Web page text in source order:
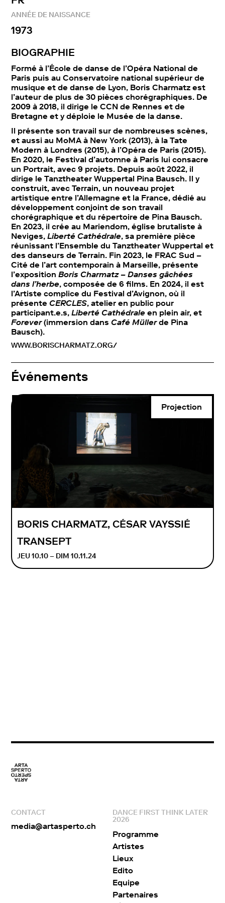
ANNÉE DE NAISSANCE
1973
BIOGRAPHIE
Formé à l’École de danse de l’Opéra National de
Paris puis au Conservatoire national supérieur de
musique et de danse de Lyon, Boris Charmatz est
l’auteur de plus de 30 pièces chorégraphiques. De
2009 à 2018, il dirige le CCN de Rennes et de
Bretagne et y déploie le Musée de la danse.
Il présente son travail sur de nombreuses scènes,
et aussi au MoMA à New York (2013), à la Tate
Modern à Londres (2015), à l’Opéra de Paris (2015).
En 2020, le Festival d’automne à Paris lui consacre
un Portrait, avec 9 projets. Depuis août 2022, il
dirige le Tanztheater Wuppertal Pina Bausch. Il y
construit, avec Terrain, un nouveau projet
artistique entre l’Allemagne et la France, dédié au
développement conjoint de son travail
chorégraphique et du répertoire de Pina Bausch.
En 2023, il crée au Mariendom, église brutaliste à
Neviges,Liberté Cathédrale, sa première pièce
réunissant l’Ensemble du Tanztheater Wuppertal et
des danseurs de Terrain. Fin 2023, le FRAC Sud –
Cité de l’art contemporain à Marseille, présente
l’expositionBoris Charmatz – Danses gâchées
dans l’herbe, composée de 6 films. En 2024, il est
l’Artiste complice du Festival d’Avignon, où il
présente CERCLES, atelier en public pour
participant.e.s,Liberté Cathédraleen plein air, et
Forever(immersion dans Café Müllerde Pina
Bausch).
WWW.BORISCHARMATZ.ORG/
Événements
Projection
BORIS CHARMATZ, CÉSAR VAYSSIÉ
TRANSEPT
JEU 10.10 – DIM 10.11.24
CONTACT
media@artasperto.ch
DANCE FIRST THINK LATER
2026
Programme
Artistes
Lieux
Edito
Equipe
Partenaires